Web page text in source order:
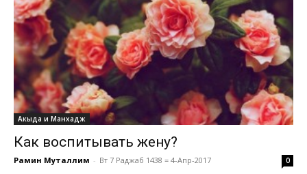
Акыда и Манхадж
Как воспитывать жену?
Рамин Муталлим - Вт 7 Раджаб 1438 = 4-Апр-2017 0